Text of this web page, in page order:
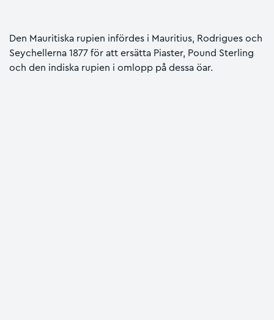
Den Mauritiska rupien infördes i Mauritius, Rodrigues och
Seychellerna 1877 för att ersätta Piaster, Pound Sterling
och den indiska rupien i omlopp på dessa öar.